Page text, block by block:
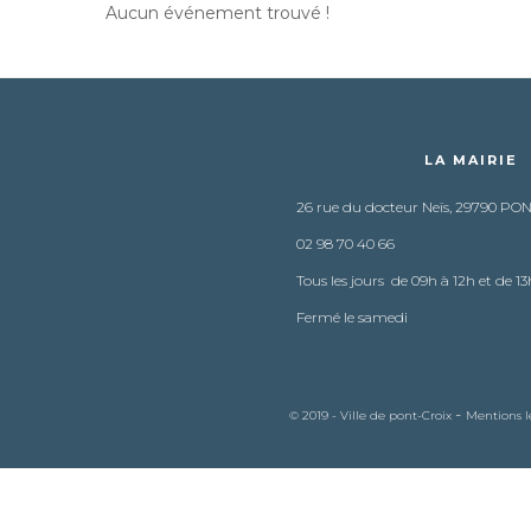
Aucun événement trouvé !
LA MAIRIE
26 rue du docteur Neïs, 29790
02 98 70 40 66
Tous les jours de 09h à 12h et de
Fermé le samedi
© 2019 - Ville de pont-Croix - Mentions